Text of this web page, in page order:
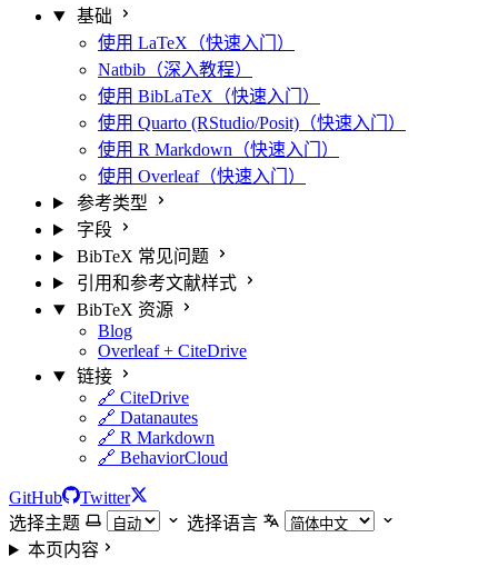
基础
使用 LaTeX（快速入门）
Natbib（深入教程）
使用 BibLaTeX（快速入门）
使用 Quarto (RStudio/Posit)（快速入门）
使用 R Markdown（快速入门）
使用 Overleaf（快速入门）
参考类型
字段
BibTeX 常见问题
引用和参考文献样式
BibTeX 资源
Blog
Overleaf + CiteDrive
链接
🔗 CiteDrive
🔗 Datanautes
🔗 R Markdown
🔗 BehaviorCloud
GitHub
Twitter
选择主题
选择语言
本页内容